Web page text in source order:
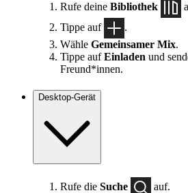
Rufe deine Bibliothek
Tippe auf
.
Wähle Gemeinsamer Mix.
Tippe aufEinladen und
Freund*innen.
Desktop-Gerät
Rufe die Suche
auf.